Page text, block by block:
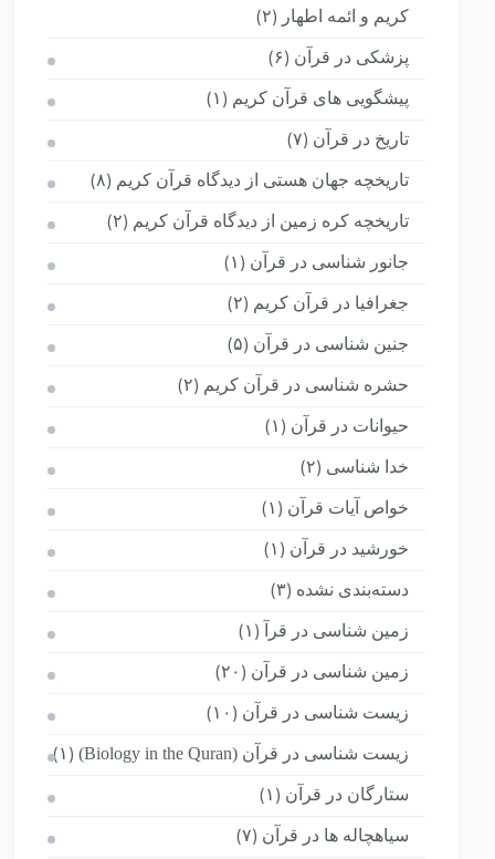
کریم و ائمه اطهار (۲)
پزشکی در قرآن (۶)
پیشگویی های قرآن کریم (۱)
تاریخ در قرآن (۷)
تاریخچه جهان هستی از دیدگاه قرآن کریم (۸)
تاریخچه کره زمین از دیدگاه قرآن کریم (۲)
جانور شناسی در قرآن (۱)
جغرافیا در قرآن کریم (۲)
جنین شناسی در قرآن (۵)
حشره شناسی در قرآن کریم (۲)
حیوانات در قرآن (۱)
خدا شناسی (۲)
خواص آیات قرآن (۱)
خورشید در قرآن (۱)
دسته‌بندی نشده (۳)
زمین شناسی در قرآ (۱)
زمین شناسی در قرآن (۲۰)
زیست شناسی در قرآن (۱۰)
زیست شناسی در قرآن (Biology in the Quran) (۱)
ستارگان در قرآن (۱)
سیاهچاله ها در قرآن (۷)